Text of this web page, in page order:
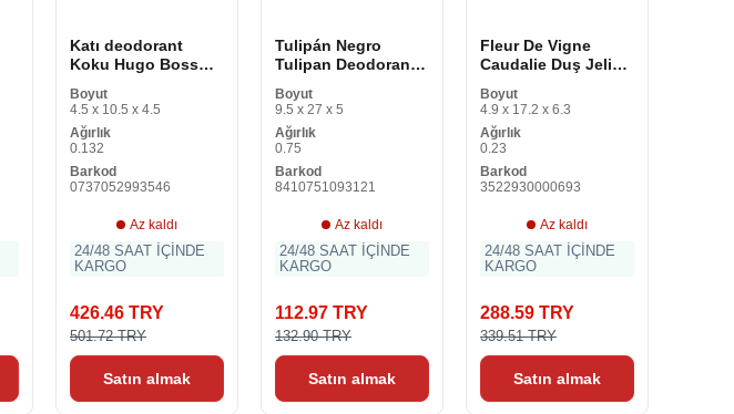
Katı deodorant
Koku Hugo Boss
75 ml
Boyut
4.5 x 10.5 x 4.5
Ağırlık
0.132
Barkod
0737052993546
Az kaldı
24/48 SAAT İÇİNDE
KARGO
426.46 TRY
501.72 TRY
Satın almak
Tulipán Negro
Tulipan Deodorant
Boyut
9.5 x 27 x 5
Ağırlık
0.75
Barkod
8410751093121
Az kaldı
24/48 SAAT İÇİNDE
KARGO
112.97 TRY
132.90 TRY
Satın almak
Fleur De Vigne
Caudalie Duş Jeli
Boyut
4.9 x 17.2 x 6.3
Ağırlık
0.23
Barkod
3522930000693
Az kaldı
24/48 SAAT İÇİNDE
KARGO
288.59 TRY
339.51 TRY
Satın almak